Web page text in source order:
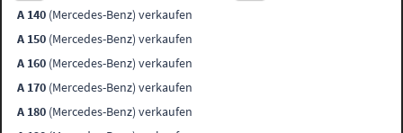
A 140 (Mercedes-Benz) verkaufen
A 150 (Mercedes-Benz) verkaufen
A 160 (Mercedes-Benz) verkaufen
A 170 (Mercedes-Benz) verkaufen
A 180 (Mercedes-Benz) verkaufen